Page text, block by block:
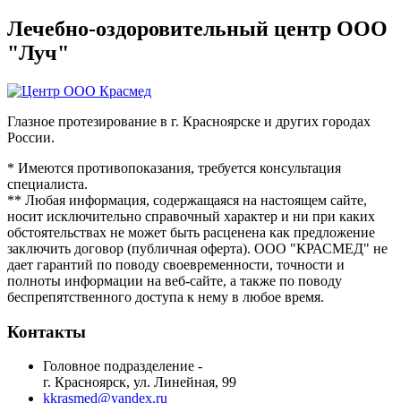
Лечебно-оздоровительный центр ООО
"Луч"
Глазное протезирование в г. Красноярске и других городах
России.
* Имеются противопоказания, требуется консультация
специалиста.
** Любая информация, содержащаяся на настоящем сайте,
носит исключительно справочный характер и ни при каких
обстоятельствах не может быть расценена как предложение
заключить договор (публичная оферта). ООО "КРАСМЕД" не
дает гарантий по поводу своевременности, точности и
полноты информации на веб-сайте, а также по поводу
беспрепятственного доступа к нему в любое время.
Контакты
Головное подразделение -
г. Красноярск, ул. Линейная, 99
kkrasmed@yandex.ru